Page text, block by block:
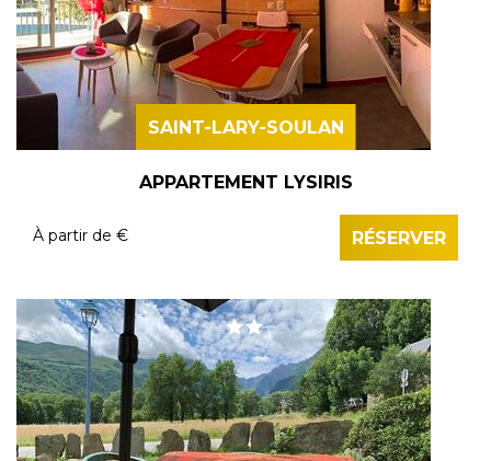
SAINT-LARY-SOULAN
APPARTEMENT LYSIRIS
À partir de € RÉSERVER